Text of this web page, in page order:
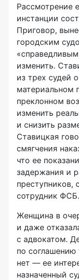
Рассмотрение
инстанции
Приговор,
городским
изменить.
из трех судей
материальном
преклонном
изменить
и снизить
Ставицкая
смягчения
что ее
задержания и
преступников,
сотрудник ФСБ.
Женщина в
и даже
с адвокатом.
по соглашению
нет — ее
назначенный